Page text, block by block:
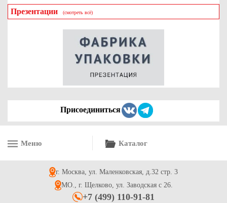
Коробка для торта серии "Fupeco WinCakeBox" Премиум с
прозрачным боковым и верхним окном. Размер 225*225*110.
Из бур/бел крафт картона.
Упаковка картонная для пирожного и выпечки серия "Fupeco
Презентации (смотреть всё)
Присоединиться
Меню Каталог
г. Москва, ул. Маленковская, д.32 стр. 3
МО., г. Щелково, ул. Заводская с 26.
+7 (499) 110-91-81